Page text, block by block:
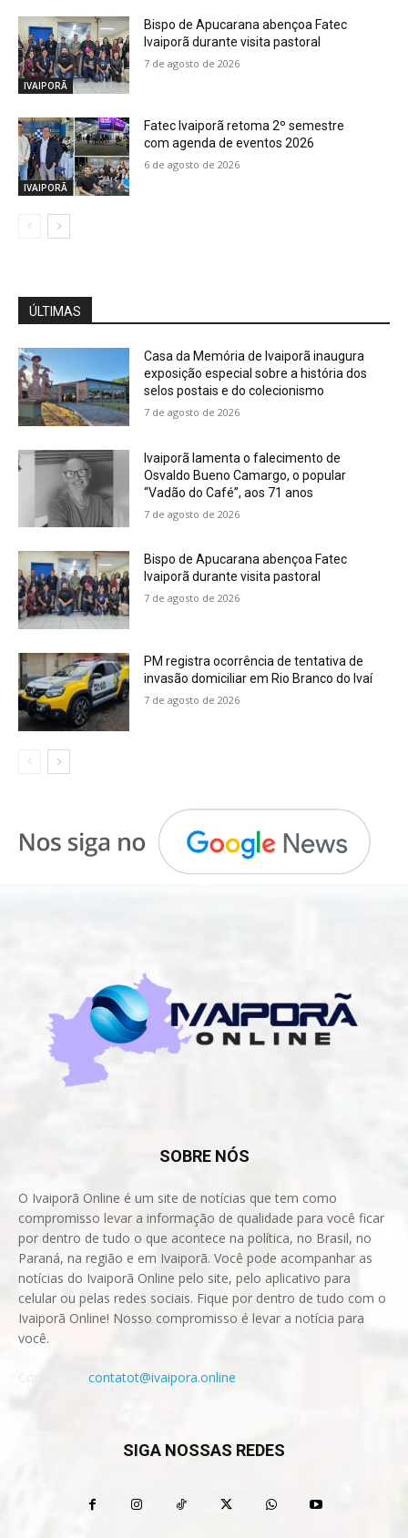
IVAIPORÃ
Bispo de Apucarana abençoa Fatec
Ivaiporã durante visita pastoral
7 de agosto de 2026
IVAIPORÃ
Fatec Ivaiporã retoma 2º semestre
com agenda de eventos 2026
6 de agosto de 2026
ÚLTIMAS
Casa da Memória de Ivaiporã inaugura
exposição especial sobre a história dos
selos postais e do colecionismo
7 de agosto de 2026
Ivaiporã lamenta o falecimento de
Osvaldo Bueno Camargo, o popular
“Vadão do Café”, aos 71 anos
7 de agosto de 2026
Bispo de Apucarana abençoa Fatec
Ivaiporã durante visita pastoral
7 de agosto de 2026
PM registra ocorrência de tentativa de
invasão domiciliar em Rio Branco do Ivaí
7 de agosto de 2026
SOBRE NÓS
O Ivaiporã Online é um site de notícias que tem como
compromisso levar a informação de qualidade para você ficar
por dentro de tudo o que acontece na política, no Brasil, no
Paraná, na região e em Ivaiporã. Você pode acompanhar as
notícias do Ivaiporã Online pelo site, pelo aplicativo para
celular ou pelas redes sociais. Fique por dentro de tudo com o
Ivaiporã Online! Nosso compromisso é levar a notícia para
você.
contatot@ivaipora.online
SIGA NOSSAS REDES